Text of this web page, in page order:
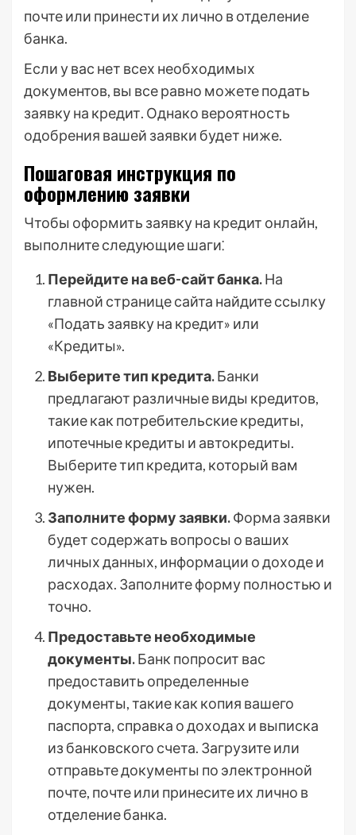
почте или принести их лично в отделение
банка.
Если у вас нет всех необходимых
документов, вы все равно можете подать
заявку на кредит. Однако вероятность
одобрения вашей заявки будет ниже.
Пошаговая инструкция по
оформлению заявки
Чтобы оформить заявку на кредит онлайн,
выполните следующие шаги⁚
Перейдите на веб-сайт банка.На
главной странице сайта найдите ссылку
«Подать заявку на кредит» или
«Кредиты».
Выберите тип кредита.Банки
предлагают различные виды кредитов,
такие как потребительские кредиты,
ипотечные кредиты и автокредиты.
Выберите тип кредита, который вам
нужен.
Заполните форму заявки.Форма заявки
будет содержать вопросы о ваших
личных данных, информации о доходе и
расходах. Заполните форму полностью и
точно.
Предоставьте необходимые
документы.Банк попросит вас
предоставить определенные
документы, такие как копия вашего
паспорта, справка о доходах и выписка
из банковского счета. Загрузите или
отправьте документы по электронной
почте, почте или принесите их лично в
отделение банка.